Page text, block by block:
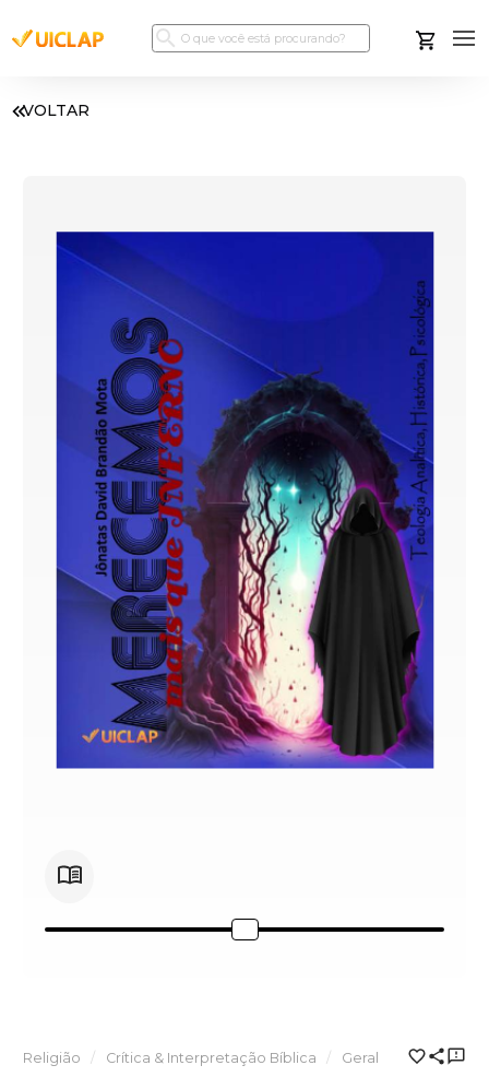
VOLTAR
Religião Crítica & Interpretação Bíblica Geral